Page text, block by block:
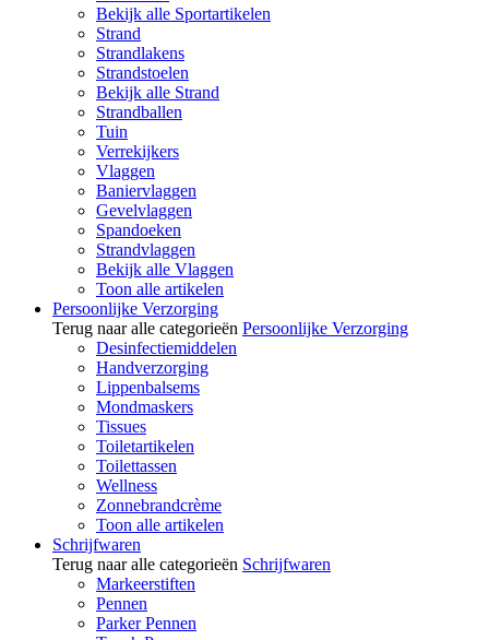
Bekijk alle Sportartikelen
Strand
Strandlakens
Strandstoelen
Bekijk alle Strand
Strandballen
Tuin
Verrekijkers
Vlaggen
Baniervlaggen
Gevelvlaggen
Spandoeken
Strandvlaggen
Bekijk alle Vlaggen
Toon alle artikelen
Persoonlijke Verzorging
Terug naar alle categorieën Persoonlijke Verzorging
Desinfectiemiddelen
Handverzorging
Lippenbalsems
Mondmaskers
Tissues
Toiletartikelen
Toilettassen
Wellness
Zonnebrandcrème
Toon alle artikelen
Schrijfwaren
Terug naar alle categorieën Schrijfwaren
Markeerstiften
Pennen
Parker Pennen